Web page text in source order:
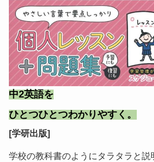
中2英語を
ひとつひとつわかりやすく。
[学研出版]
学校の教科書のようにタラタラと説